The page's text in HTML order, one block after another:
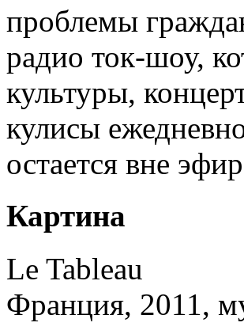
проблемы
радио ток-шоу,
культуры,
кулисы
остается вне
Картина
Le Tableau
Франция, 2011,